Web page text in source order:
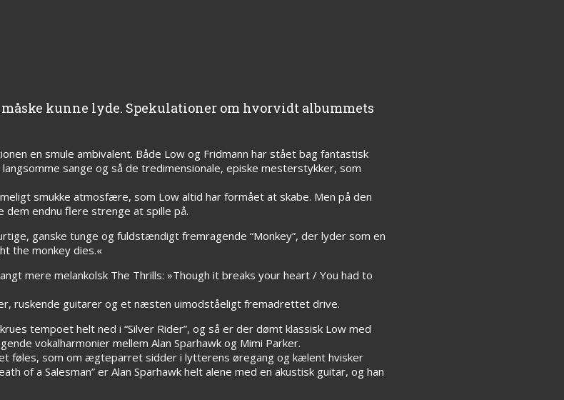
kunne lyde. Spekulationer om hvorvidt albummets
en smule ambivalent. Både Low og Fridmann har stået bag fantastisk
sange og så de tredimensionale, episke mesterstykker, som
smukke atmosfære, som Low altid har formået at skabe. Men på den
dem endnu flere strenge at spille på.
ganske tunge og fuldstændigt fremragende “Monkey”, der lyder som en
the monkey dies.«
mere melankolsk The Thrills: »Though it breaks your heart / You had to
ruskende guitarer og et næsten uimodståeligt fremadrettet drive.
tempoet helt ned i “Silver Rider”, og så er der dømt klassisk Low med
vokalharmonier mellem Alan Sparhawk og Mimi Parker.
føles, som om ægteparret sidder i lytterens øregang og kælent hvisker
of a Salesman” er Alan Sparhawk helt alene med en akustisk guitar, og han